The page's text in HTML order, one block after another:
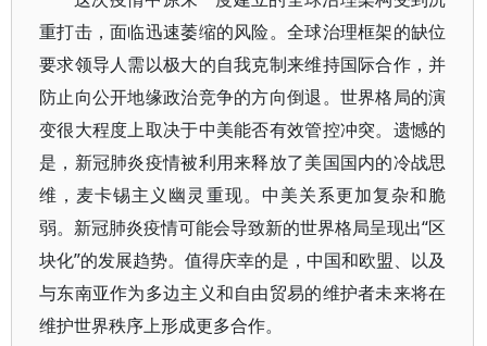
重打击，面临迅速萎缩的风险。全球治理框架的缺位
要求领导人需以极大的自我克制来维持国际合作，并
防止向公开地缘政治竞争的方向倒退。世界格局的演
变很大程度上取决于中美能否有效管控冲突。遗憾的
是，新冠肺炎疫情被利用来释放了美国国内的冷战思
维，麦卡锡主义幽灵重现。中美关系更加复杂和脆
弱。新冠肺炎疫情可能会导致新的世界格局呈现出“区
块化”的发展趋势。值得庆幸的是，中国和欧盟、以及
与东南亚作为多边主义和自由贸易的维护者未来将在
维护世界秩序上形成更多合作。